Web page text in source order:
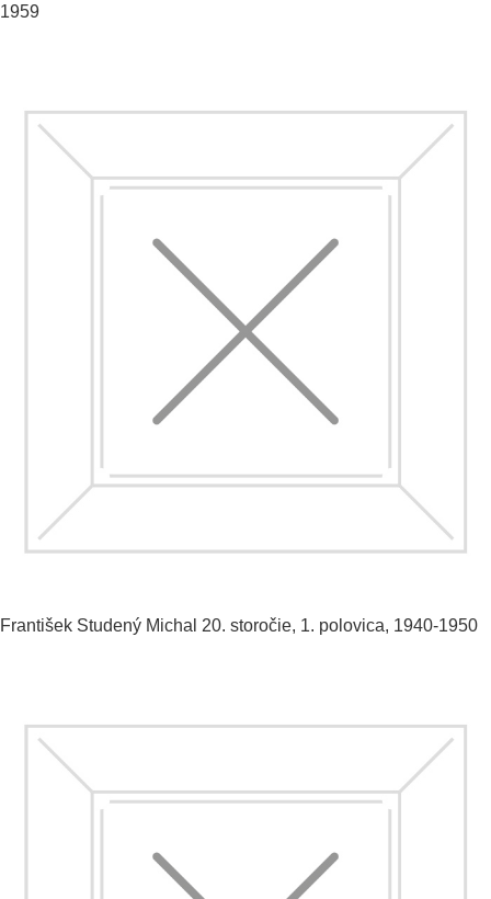
1959
František Studený Michal 20. storočie, 1. polovica, 1940-1950